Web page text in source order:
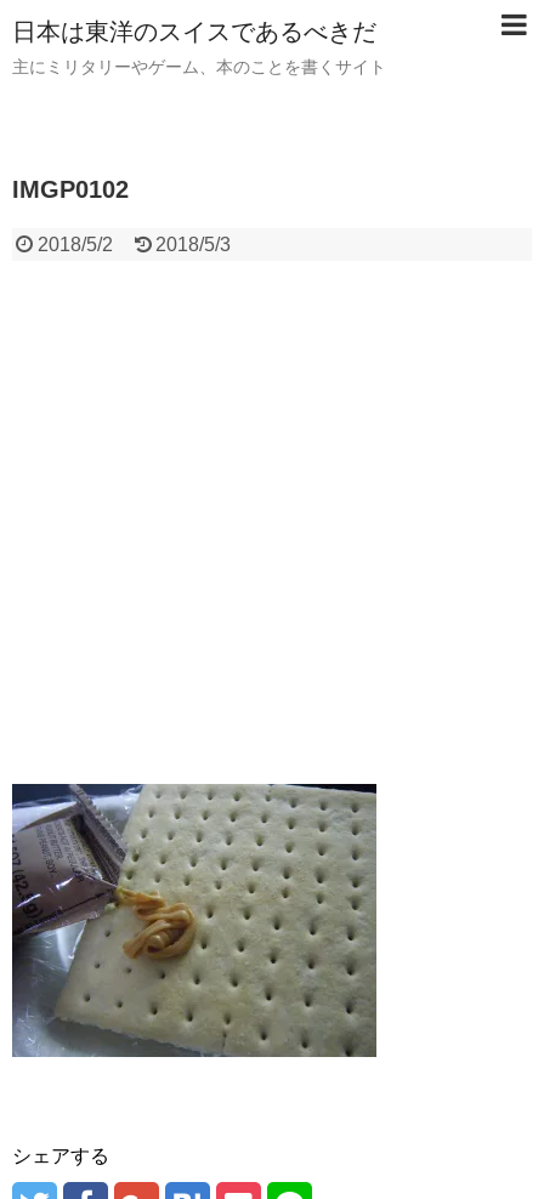
日本は東洋のスイスであるべきだ
主にミリタリーやゲーム、本のことを書くサイト
IMGP0102
2018/5/2 2018/5/3
シェアする